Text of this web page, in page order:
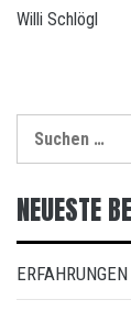
Willi Schlögl
nach:
NEUESTE